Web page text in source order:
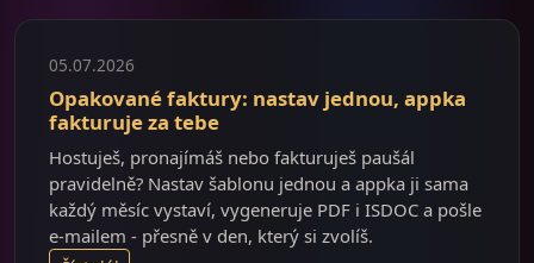
05.07.2026
Opakované faktury: nastav jednou, appka
fakturuje za tebe
Hostuješ, pronajímáš nebo fakturuješ paušál
pravidelně? Nastav šablonu jednou a appka ji sama
každý měsíc vystaví, vygeneruje PDF i ISDOC a pošle
e-mailem - přesně v den, který si zvolíš.